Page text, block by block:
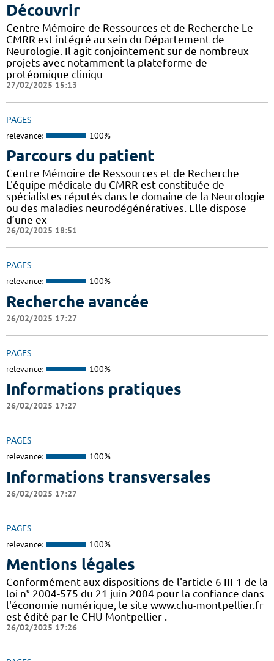
Découvrir
Centre Mémoire de Ressources et de Recherche Le
CMRR est intégré au sein du Département de
Neurologie. Il agit conjointement sur de nombreux
projets avec notamment la plateforme de
protéomique cliniqu
27/02/2025 15:13
PAGES
relevance: 100%
Parcours du patient
Centre Mémoire de Ressources et de Recherche
L'équipe médicale du CMRR est constituée de
spécialistes réputés dans le domaine de la Neurologie
ou des maladies neurodégénératives. Elle dispose
d’une ex
26/02/2025 18:51
PAGES
relevance: 100%
Recherche avancée
26/02/2025 17:27
PAGES
relevance: 100%
Informations pratiques
26/02/2025 17:27
PAGES
relevance: 100%
Informations transversales
26/02/2025 17:27
PAGES
relevance: 100%
Mentions légales
Conformément aux dispositions de l'article 6 III-1 de la
loi n° 2004-575 du 21 juin 2004 pour la confiance dans
l'économie numérique, le site www.chu-montpellier.fr
est édité par le CHU Montpellier .
26/02/2025 17:26